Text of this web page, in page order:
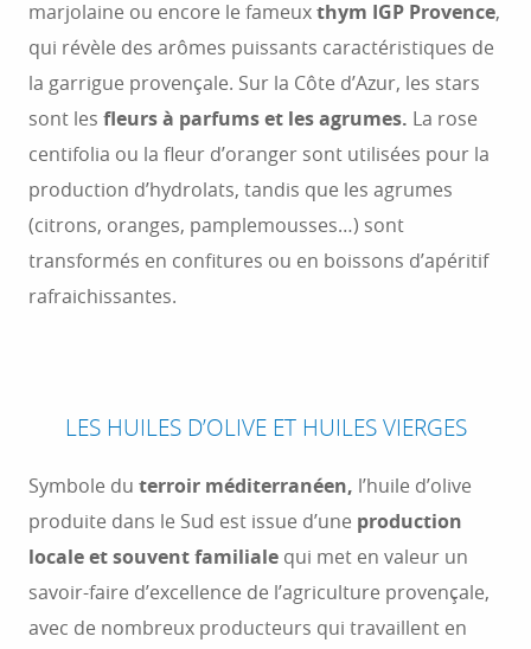
marjolaine ou encore le fameuxthym IGP Provence,
qui révèle des arômes puissants caractéristiques de
la garrigue provençale. Sur la Côte d’Azur, les stars
sont les fleurs à parfums et les agrumes. La rose
centifolia ou la fleur d’oranger sont utilisées pour la
production d’hydrolats, tandis que les agrumes
(citrons, oranges, pamplemousses…) sont
transformés en confitures ou en boissons d’apéritif
rafraichissantes.
LES HUILES D’OLIVE ET HUILES VIERGES
Symbole du terroir méditerranéen, l’huile d’olive
produite dans le Sud est issue d’une production
locale et souvent familiale qui met en valeur un
savoir-faire d’excellence de l’agriculture provençale,
avec de nombreux producteurs qui travaillent en